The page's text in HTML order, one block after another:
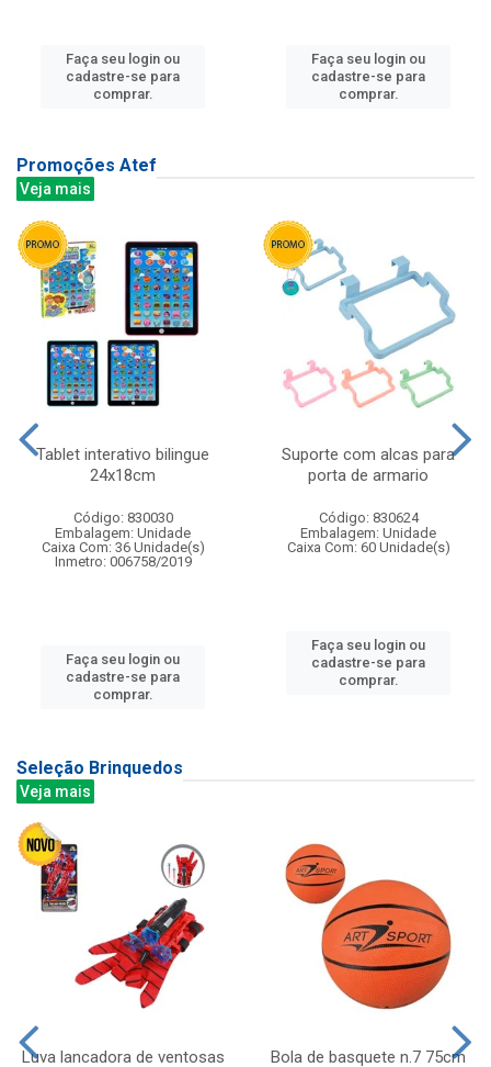
Faça seu login ou
cadastre-se para
comprar.
Faça seu login ou
cadastre-se para
comprar.
Promoções Atef
Veja mais
Tablet interativo bilingue
24x18cm
Código: 830030
Embalagem: Unidade
Caixa Com: 36 Unidade(s)
Inmetro: 006758/2019
Faça seu login ou
cadastre-se para
comprar.
Suporte com alcas para
porta de armario
Código: 830624
Embalagem: Unidade
Caixa Com: 60 Unidade(s)
Faça seu login ou
cadastre-se para
comprar.
Seleção Brinquedos
Veja mais
Luva lancadora de ventosas
Bola de basquete n.7 75cm